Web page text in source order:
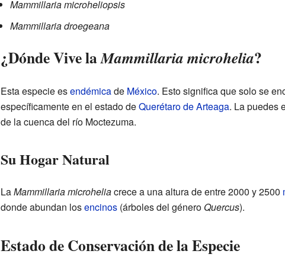
Mammillaria microheliopsis
Mammillaria droegeana
¿Dónde Vive laMammillaria microhelia?
Esta especie esendémicade México. Esto significa que solo se
específicamente en el estado deQuerétaro de Arteaga. La puedes
de la cuenca del río Moctezuma.
Su Hogar Natural
LaMammillaria microheliacrece a una altura de entre 2000 y 2500
donde abundan losencinos(árboles del género Quercus).
Estado de Conservación de la Especie